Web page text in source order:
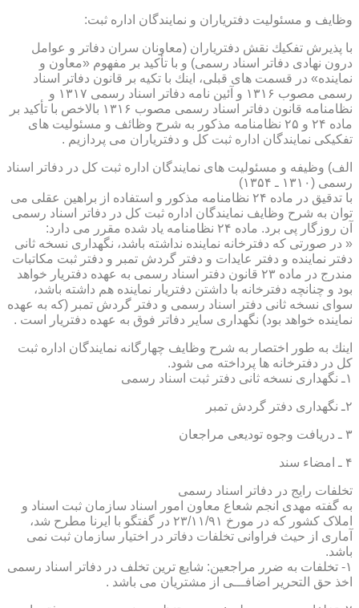
وظایف و مسئولیت دفتریاران و نمایندگان اداره ثبت:
با پذیرش تفكیك نقش دفتریاران (معاونان سران دفاتر و عوامل
درون نهادی دفاتر اسناد رسمی) و با تأكید بر مفهوم «معاون و
نماینده» در قسمت های قبلی، اینك با تكیه بر قانون دفاتر اسناد
رسمی مصوب ۱۳۱۶ و آئین نامه دفاتر اسناد رسمی ۱۳۱۷ و
نظامنامه قانون دفاتر اسناد رسمی مصوب ۱۳۱۶ بالاخص با تأكید بر
ماده ۲۴ و ۲۵ نظامنامه مذكور به شرح وظائف و مسئولیت های
تفكیكی نمایندگان اداره ثبت كل و دفتریاران می پردازیم .
الف) وظیفه و مسئولیت های نمایندگان اداره ثبت كل در دفاتر اسناد
رسمی (۱۳۱۰ ـ ۱۳۵۴)
با تدقیق در ماده ۲۴ نظامنامه مذكور و استفاده از براهین عقلی می
توان به شرح وظایف نمایندگان اداره ثبت كل در دفاتر اسناد رسمی
آن روزگار پی برد. ماده ۲۴ نظامنامه یاد شده مقرر می دارد:
« در صورتی كه دفترخانه نماینده نداشته باشد، نگهداری نسخه ثانی
دفتر نماینده و دفتر عایدات و دفتر گردش تمبر و دفتر ثبت مكاتبات
مندرج در ماده ۲۳ قانون دفتر اسناد رسمی به عهده دفتریار خواهد
بود و چنانچه دفترخانه با داشتن دفتریار نماینده هم داشته باشد،
سوای نسخه ثانی دفتر اسناد رسمی و دفتر گردش تمبر (كه به عهده
نماینده خواهد بود) نگهداری سایر دفاتر فوق به عهده دفتریار است .
اینك به طور اختصار به شرح وظایف چهارگانه نمایندگان اداره ثبت
كل در دفترخانه ها پرداخته می شود.
۱ـ نگهداری نسخه ثانی دفتر ثبت اسناد رسمی
۲ـ نگهداری دفتر گردش تمبر
۳ ـ دریافت وجوه تودیعی مراجعان
۴ ـ امضاء سند
تخلفات رایج در دفاتر اسناد رسمی
به گفته مهدی انجم شعاع معاون امور اسناد سازمان ثبت اسناد و
املاک کشور که در مورخ ۲۳/۱۱/۹۱ در گفتگو با ایرنا مطرح شد،
آماری از حیث فراوانی تخلفات دفاتر در اختیار سازمان ثبت نمی
باشد.
۱- تخلفات به ضرر مراجعین: شایع ترین تخلف در دفاتر اسناد رسمی
اخذ حق التحریر اضافـــی از مشتریان می باشد .